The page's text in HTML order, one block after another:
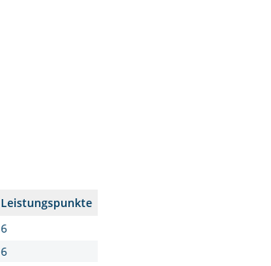
Leistungspunkte
6
6